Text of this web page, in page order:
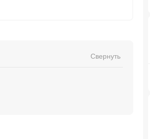
Свернуть